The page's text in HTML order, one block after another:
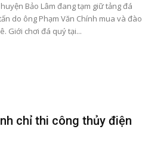
Bảo Lâm đang tạm giữ tảng đá
do ông Phạm Văn Chính mua và đào
Giới chơi đá quý tại...
chỉ thi công thủy điện